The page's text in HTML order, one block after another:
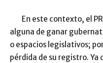
En este contexto, el
alguna de ganar
o espacios legislativos;
pérdida de su registro.